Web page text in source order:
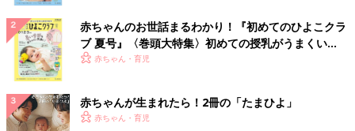
大きい」「腸の動きが気になる」などの指摘を受けました。一
方、血液検査ではとくに気になる数値は出ず、ほっとしました。
ところが「頸部肥厚があると指摘を受けているのなら、染色体異
常の可能性の確率は変わらない」と言われたんです。
急きょおなかの赤ちゃんの染色体や遺伝子を調べる出生前診断
ある「絨毛（じゅうもう）検査」を受けました。その結果、頻度
赤ちゃんのお世話まるわかり！『初めてのひよこクラ
ブ 夏号』〈巻頭大特集〉初めての授乳がうまくい
く！ おっぱい・ミルクの基本と夏のトラブル 解決テ
赤ちゃん・育児
赤ちゃんが生まれたら！2冊の「たまひよ」
赤ちゃん・育児